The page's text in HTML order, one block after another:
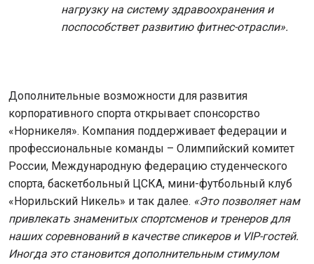
нагрузку на систему здравоохранения и
поспособствет развитию фитнес-отрасли».
Дополнительные возможности для развития
корпоративного спорта открывает спонсорство
«Норникеля». Компания поддерживает федерации и
профессиональные команды – Олимпийский комитет
России, Международную федерацию студенческого
спорта, баскетбольный ЦСКА, мини-футбольный клуб
«Норильский Никель» и так далее. «Это позволяет нам
привлекать знаменитых спортсменов и тренеров для
наших соревнований в качестве спикеров и VIP-гостей.
Иногда это становится дополнительным стимулом